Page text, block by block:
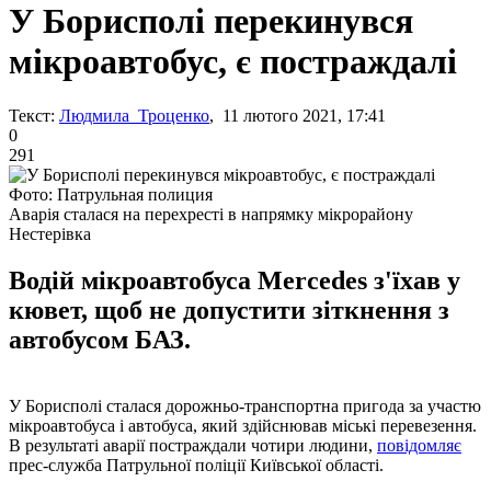
У Борисполі перекинувся
мікроавтобус, є постраждалі
Текст: Людмила Троценко, 11 лютого 2021, 17:41
0
291
Фото: Патрульная полиция
Аварія сталася на перехресті в напрямку мікрорайону
Нестерівка
Водій мікроавтобуса Mercedes з'їхав у
кювет, щоб не допустити зіткнення з
автобусом БАЗ.
У Борисполі сталася дорожньо-транспортна пригода за участю
мікроавтобуса і автобуса, який здійснював міські перевезення.
В результаті аварії постраждали чотири людини, повідомляє
прес-служба Патрульної поліції Київської області.